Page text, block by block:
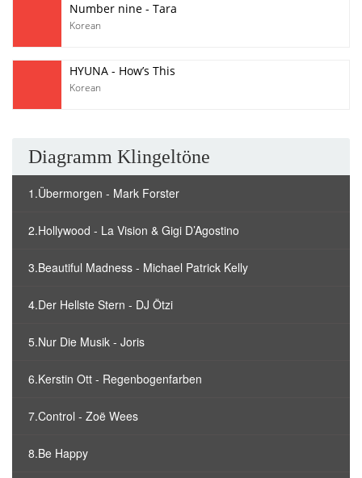
Number nine - Tara
Korean
HYUNA - How’s This
Korean
Diagramm Klingeltöne
1.Übermorgen - Mark Forster
2.Hollywood - La Vision & Gigi D’Agostino
3.Beautiful Madness - Michael Patrick Kelly
4.Der Hellste Stern - DJ Ötzi
5.Nur Die Musik - Joris
6.Kerstin Ott - Regenbogenfarben
7.Control - Zoë Wees
8.Be Happy